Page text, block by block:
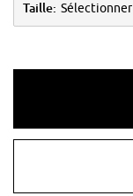
Taille: Sélectionner